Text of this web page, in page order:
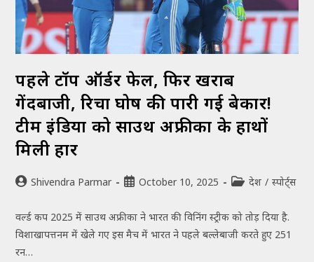
पहले टॉप ऑर्डर फेल, फिर खराब
गेंदबाजी, रिचा घोष की पारी गई बेकार!
टीम इंडिया को साउथ अफ्रीका के हाथों
मिली हार
Shivendra Parmar October 10, 2025 देश / स्पोर्ट्स
वर्ल्ड कप 2025 में साउथ अफ्रीका ने भारत की विनिंग स्ट्रीक को तोड़ दिया है.
विशाखापत्तनम में खेले गए इस मैच में भारत ने पहले बल्लेबाजी करते हुए 251
रन…